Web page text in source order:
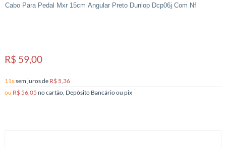
Cabo Para Pedal Mxr 15cm Angular Preto Dunlop Dcp06j Com Nf
R$ 59,00
11xsem jurosde R$ 5,36
ou R$ 56,05 no cartão, Depósito Bancário ou pix